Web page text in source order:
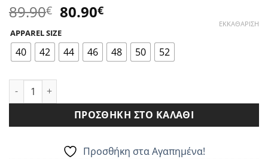
89.90€ Original
price
was:
89.90€.
80.90€Η
τιμή
είναι:
80.90€.
APPAREL SIZE
40 42 44 46 48 50 52
ΕΚΚΑΘΆΡΙΣΗ
ΠΑΝΤΕΛΟΝΙ GAMO OLYMPUS ποσότητα
ΠΡΟΣΘΉΚΗ ΣΤΟ ΚΑΛΆΘΙ
Προσθήκη στα Αγαπημένα!